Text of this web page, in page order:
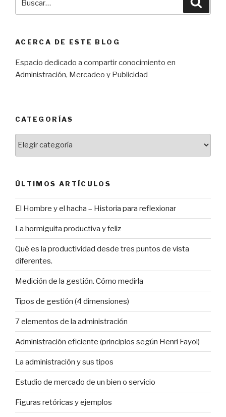
ACERCA DE ESTE BLOG
Espacio dedicado a compartir conocimiento en
Administración, Mercadeo y Publicidad
CATEGORÍAS
ÚLTIMOS ARTÍCULOS
El Hombre y el hacha – Historia para reflexionar
La hormiguita productiva y feliz
Qué es la productividad desde tres puntos de vista
diferentes.
Medición de la gestión. Cómo medirla
Tipos de gestión (4 dimensiones)
7 elementos de la administración
Administración eficiente (principios según Henri Fayol)
La administración y sus tipos
Estudio de mercado de un bien o servicio
Figuras retóricas y ejemplos